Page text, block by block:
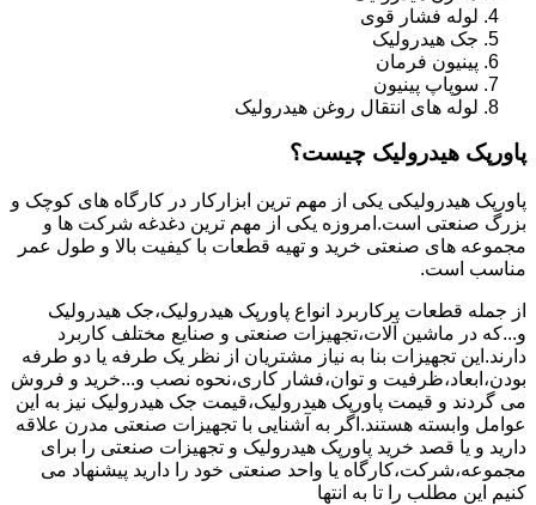
لوله فشار قوی
جک هیدرولیک
پینیون فرمان
سوپاپ پینیون
لوله های انتقال روغن هیدرولیک
پاورپک هیدرولیک چیست؟
پاورپک هیدرولیکی یکی از مهم ترین ابزارکار در کارگاه های کوچک و
بزرگ صنعتی است.امروزه یکی از مهم ترین دغدغه شرکت ها و
مجموعه های صنعتی خرید و تهیه قطعات با کیفیت بالا و طول عمر
مناسب است.
از جمله قطعات پرکاربرد انواع پاورپک هیدرولیک،جک هیدرولیک
و...که در ماشین آلات،تجهیزات صنعتی و صنایع مختلف کاربرد
دارند.این تجهیزات بنا به نیاز مشتریان از نظر یک طرفه یا دو طرفه
بودن،ابعاد،ظرفیت و توان،فشار کاری،نحوه نصب و...خرید و فروش
می گردند و قیمت پاورپک هیدرولیک،قیمت جک هیدرولیک نیز به این
عوامل وابسته هستند.اگر به آشنایی با تجهیزات صنعتی مدرن علاقه
دارید و یا قصد خرید پاورپک هیدرولیک و تجهیزات صنعتی را برای
مجموعه،شرکت،کارگاه یا واحد صنعتی خود را دارید پیشنهاد می
کنیم این مطلب را تا به انتها